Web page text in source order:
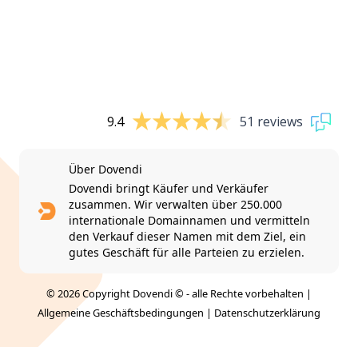
9.4 51 reviews
Über Dovendi
Dovendi bringt Käufer und Verkäufer
zusammen. Wir verwalten über 250.000
internationale Domainnamen und vermitteln
den Verkauf dieser Namen mit dem Ziel, ein
gutes Geschäft für alle Parteien zu erzielen.
© 2026 Copyright Dovendi © - alle Rechte vorbehalten |
Allgemeine Geschäftsbedingungen | Datenschutzerklärung